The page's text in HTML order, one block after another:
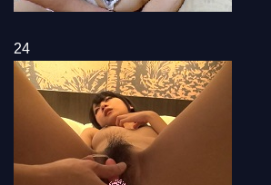
24